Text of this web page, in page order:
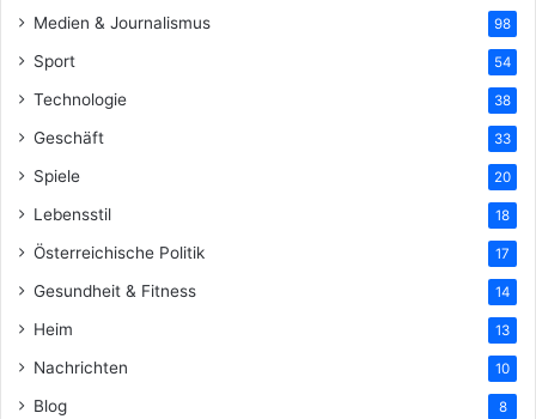
Medien & Journalismus 98
Sport 54
Technologie 38
Geschäft 33
Spiele 20
Lebensstil 18
Österreichische Politik 17
Gesundheit & Fitness 14
Heim 13
Nachrichten 10
Blog 8